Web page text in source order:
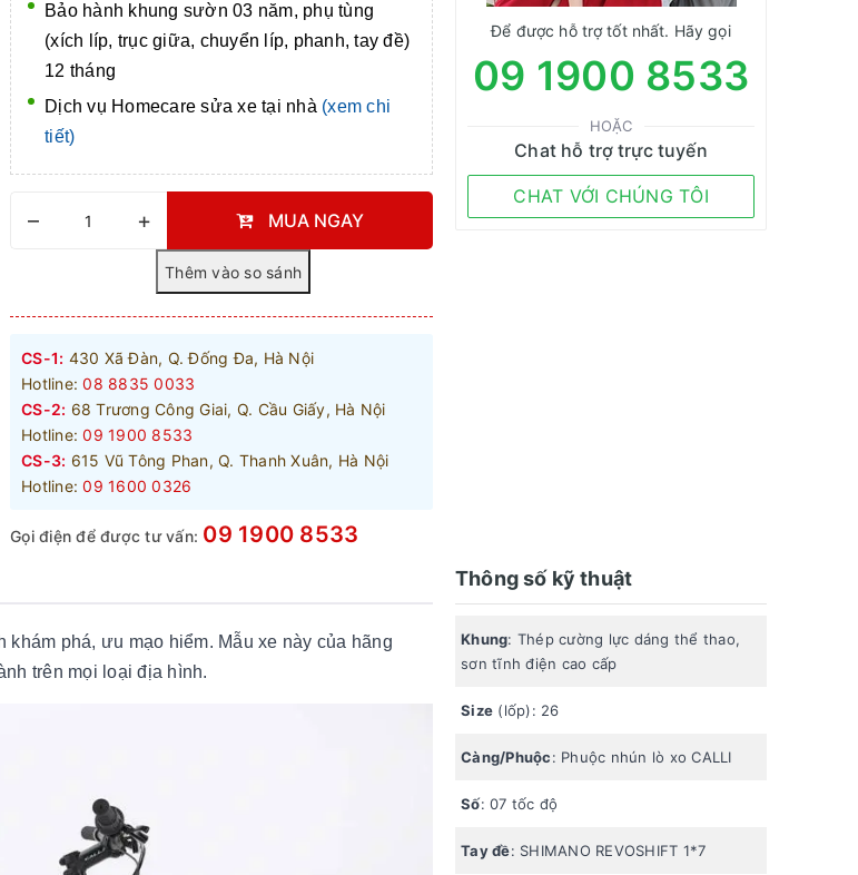
Bảo hành khung sườn 03 năm, phụ tùng
(xích líp, trục giữa, chuyển líp, phanh, tay đề)
12 tháng
Dịch vụ Homecare sửa xe tại nhà (xem chi
tiết)
– + MUA NGAY
CS-1: 430 Xã Đàn, Q. Đống Đa, Hà Nội
Hotline: 08 8835 0033
CS-2: 68 Trương Công Giai, Q. Cầu Giấy, Hà Nội
Hotline: 09 1900 8533
CS-3: 615 Vũ Tông Phan, Q. Thanh Xuân, Hà Nội
Hotline: 09 1600 0326
Gọi điện để được tư vấn: 09 1900 8533
Để được hỗ trợ tốt nhất. Hãy gọi
09 1900 8533
HOẶC
Chat hỗ trợ trực tuyến
CHAT VỚI CHÚNG TÔI
khám phá, ưu mạo hiểm. Mẫu xe này của hãng
trên mọi loại địa hình.
Thông số kỹ thuật
Khung: Thép cường lực dáng thể thao,
sơn tĩnh điện cao cấp
Size (lốp): 26
Càng/Phuộc: Phuộc nhún lò xo CALLI
Số: 07 tốc độ
Tay đề: SHIMANO REVOSHIFT 1*7